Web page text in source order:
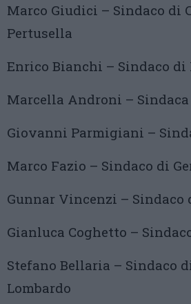
Marco Giudici – Sindaco di
Pertusella
Enrico Bianchi – Sindaco di
Marcella Androni –
Giovanni Parmigiani –
Marco Fazio – Sindaco di
Gunnar Vincenzi – Sindaco
Gianluca Coghetto –
Stefano Bellaria – Sindaco
Lombardo